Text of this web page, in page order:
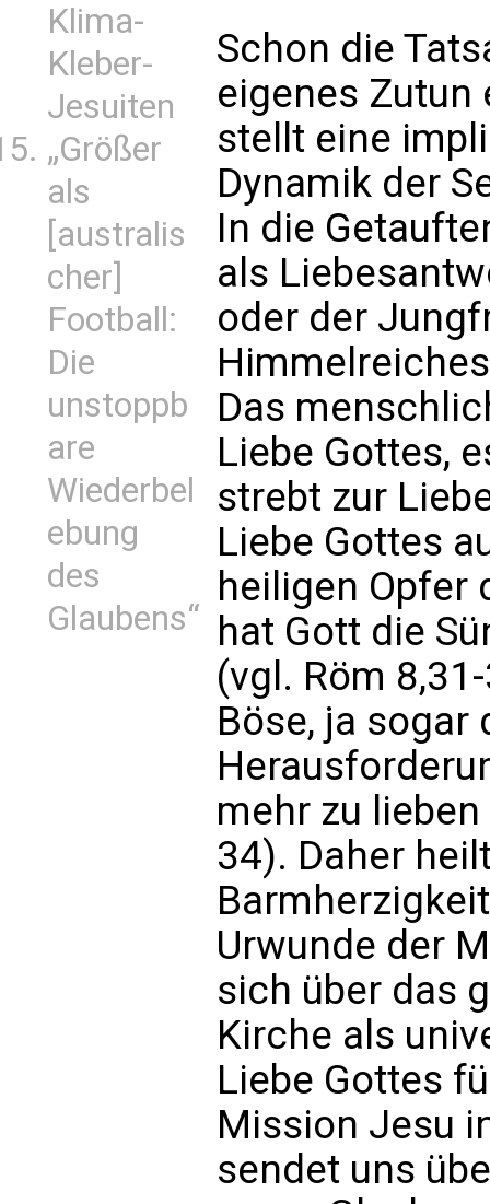
Klima-
Kleber-
Jesuiten
„Größer
als
[australis
cher]
Football:
Die
unstoppb
are
Wiederbel
ebung
des
Glaubens“
Schon die
eigenes Zutun
stellt eine
Dynamik der
In die
als
oder der
Das
Liebe Gottes,
strebt zur
Liebe Gottes
heiligen Opfer
hat Gott die
(vgl. Röm
Böse, ja sogar
mehr zu
34). Daher
Urwunde der
sich über das
Kirche als
Liebe Gottes
Mission Jesu
sendet uns